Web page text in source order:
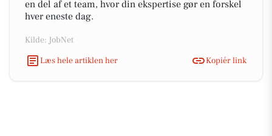
en del af et team, hvor din ekspertise gør en forskel
hver eneste dag.
Kilde: JobNet
Læs hele artiklen her
Kopiér link